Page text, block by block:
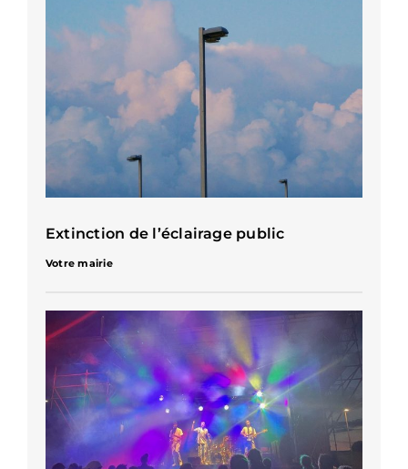
Extinction de l’éclairage public
Votre mairie